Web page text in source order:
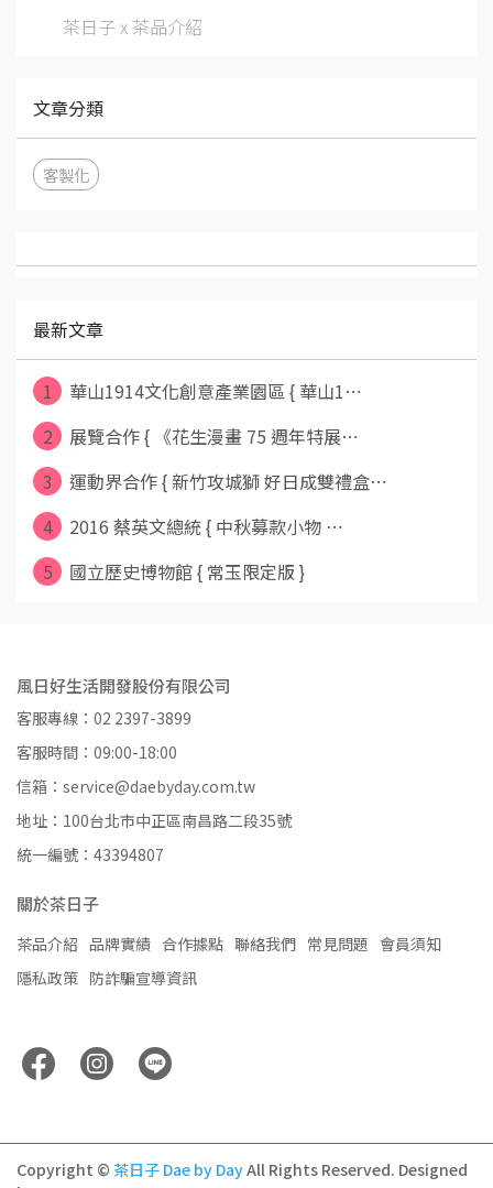
茶日子 x 茶品介紹
文章分類
客製化
最新文章
1
華山1914文化創意產業園區 { 華山1⋯
2
展覽合作 { 《花生漫畫 75 週年特展⋯
3
運動界合作 { 新竹攻城獅 好日成雙禮盒⋯
4
2016 蔡英文總統 { 中秋募款小物 ⋯
5
國立歷史博物館 { 常玉限定版 }
風日好生活開發股份有限公司
客服專線：02 2397-3899
客服時間：09:00-18:00
信箱：service@daebyday.com.tw
地址：100台北市中正區南昌路二段35號
統一編號：43394807
關於茶日子
茶品介紹 品牌實績 合作據點 聯絡我們 常見問題 會員須知
隱私政策 防詐騙宣導資訊
Copyright © 茶日子 Dae by DayAll Rights Reserved. Designed